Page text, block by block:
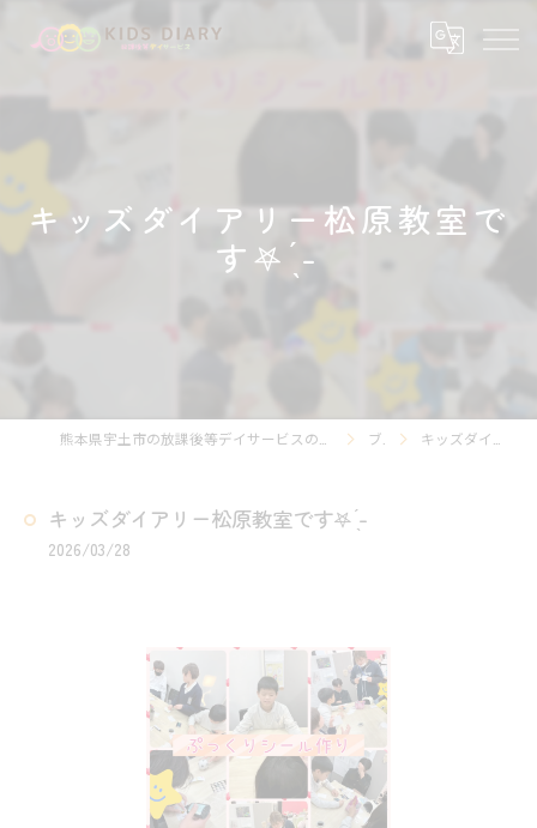
キッズダイアリー松原教室で
す‎𖤐 ̖́-‬
ブログ キッズダイアリー松原教室です‎𖤐 ̖́-‬
キッズダイアリー松原教室です‎𖤐 ̖́-‬
2026/03/28